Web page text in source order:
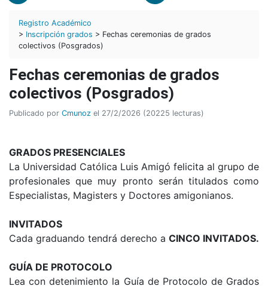
Registro Académico
> Inscripción grados > Fechas ceremonias de grados
colectivos (Posgrados)
Fechas ceremonias de grados
colectivos (Posgrados)
Publicado por Cmunoz el 27/2/2026 (20225 lecturas)
GRADOS PRESENCIALES
La Universidad Católica Luis Amigó felicita al grupo de
profesionales que muy pronto serán titulados como
Especialistas, Magisters y Doctores amigonianos.
INVITADOS
Cada graduando tendrá derecho a CINCO INVITADOS.
GUÍA DE PROTOCOLO
Lea con detenimiento la Guía de Protocolo de Grados